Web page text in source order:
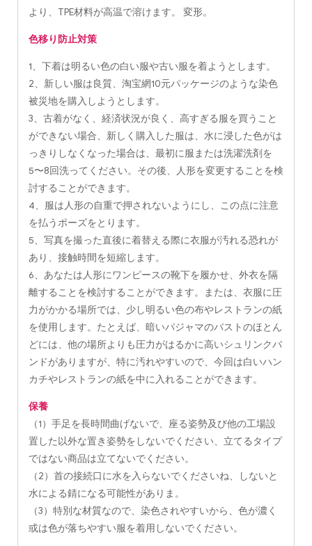
より、TPE材料が高温で溶けます。 変形。
色移り防止対策
1、下着は明るい色の白い服や古い服を着ようとします。
2、新しい服は良質、淘宝網10元パッケージのような染色
被災地を購入しようとします。
3、古着がなく、経済状況が良く、高すぎる服を買うこと
ができない場合、新しく購入した服は、水に浸した色がは
っきりしなくなった場合は、最初に服または洗濯洗剤を
5〜8回洗ってください。その後、人形を変更することを検
討することができます。
4、服は人形の自重で押されないようにし、この点に注意
を払うポーズをとります。
5、写真を撮った直後に着替える際に衣服が汚れる恐れが
あり、接触時間を短縮します。
6、あなたは人形にワンピースの靴下を履かせ、外衣を隔
離することを検討することができます。または、衣服に圧
力がかかる場所では、少し明るい色の布やレストランの紙
を使用します。たとえば、暗いパジャマのバストのほとん
どには、他の場所よりも圧力がはるかに高いシュリンクバ
ンドがありますが、特に汚れやすいので、今回は白いハン
カチやレストランの紙を中に入れることができます。
保養
（1）手足を長時間曲げないで、座る姿勢及び他の工場設
置した以外な置き姿勢をしないでください、立てるタイプ
ではない商品は立てないでください。
（2）首の接続口に水を入らないでくださいね、しないと
水による錆になる可能性がありま。
（3）特別な材質なので、染色されやすいから、色が濃く
或は色が落ちやすい服を着用しないでください。